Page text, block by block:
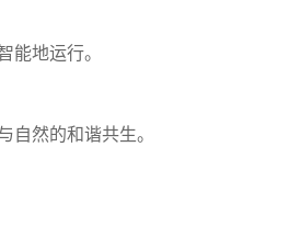
能地运行。
然的和谐共生。